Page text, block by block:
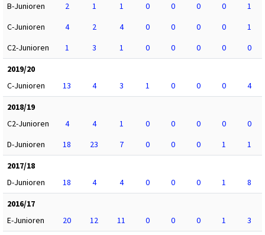
B-Junioren
2 1 1 0 0 0 0
1
C-Junioren
4 2 4 0 0 0 0
1
C2-Junioren
1 3 1 0 0 0 0
0
2019/20
C-Junioren
13 4 3 1 0 0 0
4
2018/19
C2-Junioren
4 4 1 0 0 0 0
0
D-Junioren
18 23 7 0 0 0 1
1
2017/18
D-Junioren
18 4 4 0 0 0 1
8
2016/17
E-Junioren
20 12 11 0 0 0 1 3